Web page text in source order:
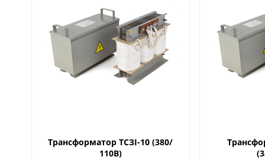
Трансформатор ТСЗІ-10 (380/
110В)